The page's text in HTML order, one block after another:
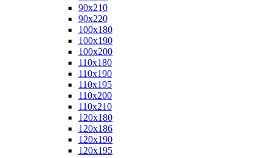
90x210
90x220
100x180
100x190
100x200
110x180
110x190
110x195
110x200
110x210
120x180
120x186
120x190
120x195